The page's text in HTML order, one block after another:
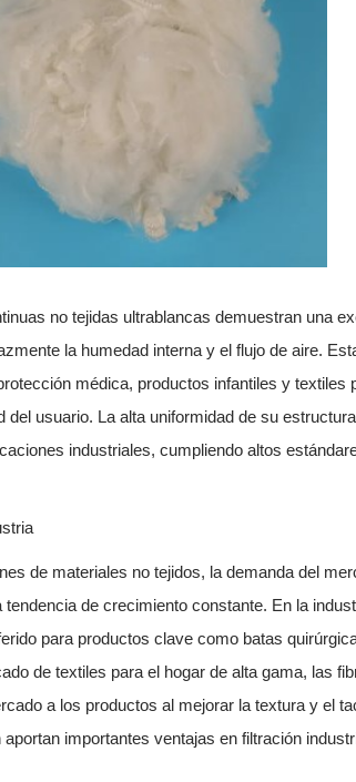
no tejidas ultrablancas demuestran una
la humedad interna y el flujo de aire.
médica, productos infantiles y textiles
usuario. La alta uniformidad de su
industriales, cumpliendo altos
de materiales no tejidos, la demanda del
de crecimiento constante. En la
para productos clave como batas
de textiles para el hogar de alta gama, las
a los productos al mejorar la textura y el
importantes ventajas en filtración